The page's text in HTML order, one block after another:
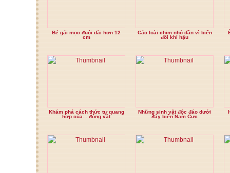
Bé gái mọc đuôi dài hơn 12
cm
Các loài chim nhỏ dần vì biến
đổi khí hậu
Khám phá cách thức tự quang
hợp của... động vật
Những sinh vật độc đáo dưới
đáy biển Nam Cực